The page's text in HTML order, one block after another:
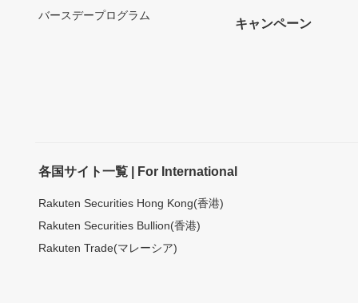
バースデープログラム
キャンペーン
各国サイト一覧 | For International
Rakuten Securities Hong Kong(香港)
Rakuten Securities Bullion(香港)
Rakuten Trade(マレーシア)